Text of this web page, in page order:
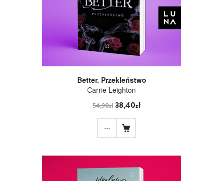
Better. Przekleństwo
Carrie Leighton
54,90zł38,40zł
...